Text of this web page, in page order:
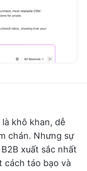
khô khan, dễ
chán. Nhưng sự
xuất sắc nhất
cách táo bạo và